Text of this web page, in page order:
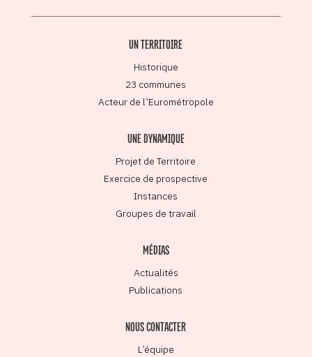
UN TERRITOIRE
Historique
23 communes
Acteur de l’Eurométropole
UNE DYNAMIQUE
Projet de Territoire
Exercice de prospective
Instances
Groupes de travail
MÉDIAS
Actualités
Publications
NOUS CONTACTER
L’équipe